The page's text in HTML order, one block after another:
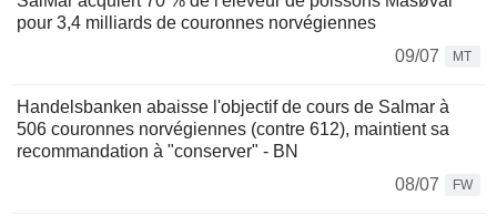
pour 3,4 milliards de couronnes norvégiennes
09/07
MT
Handelsbanken abaisse l'objectif de cours de Salmar à
506 couronnes norvégiennes (contre 612), maintient sa
recommandation à "conserver" - BN
08/07
FW